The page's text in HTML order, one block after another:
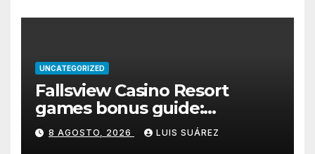
UNCATEGORIZED
Fallsview Casino Resort
games bonus guide:
welcome match, free spins &
wagering requirements
8 AGOSTO, 2026 LUIS SUÁREZ